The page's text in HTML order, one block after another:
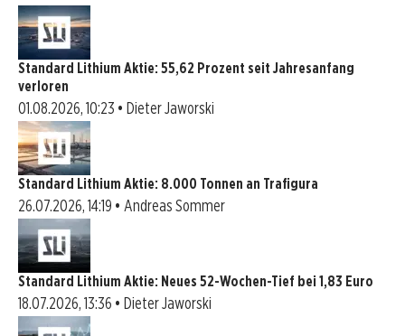
Standard Lithium Aktie: 55,62 Prozent seit Jahresanfang
verloren
01.08.2026, 10:23 • Dieter Jaworski
Standard Lithium Aktie: 8.000 Tonnen an Trafigura
26.07.2026, 14:19 • Andreas Sommer
Standard Lithium Aktie: Neues 52-Wochen-Tief bei 1,83 Euro
18.07.2026, 13:36 • Dieter Jaworski